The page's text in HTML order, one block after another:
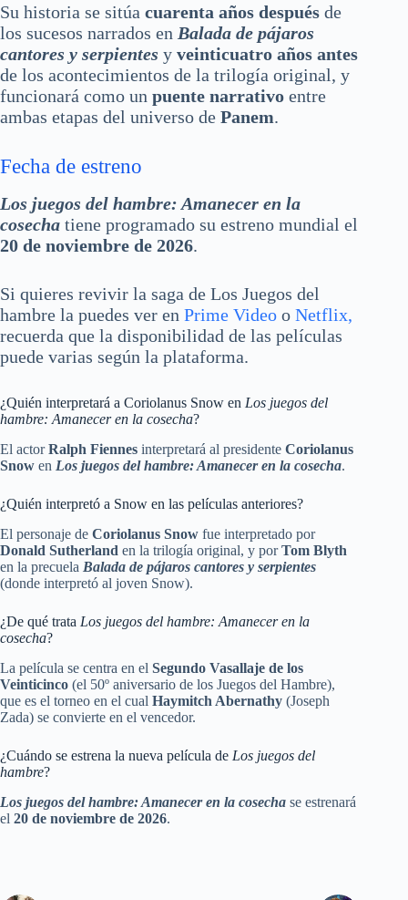
Su historia se sitúa cuarenta años después de
los sucesos narrados en Balada de pájaros
cantores y serpientes y veinticuatro años antes
de los acontecimientos de la trilogía original, y
funcionará como un puente narrativo entre
ambas etapas del universo de Panem.
Fecha de estreno
Los juegos del hambre: Amanecer en la
cosecha tiene programado su estreno mundial el
20 de noviembre de 2026.
Si quieres revivir la saga de Los Juegos del
hambre la puedes ver en Prime Video o Netflix,
recuerda que la disponibilidad de las películas
puede varias según la plataforma.
¿Quién interpretará a Coriolanus Snow en Los juegos del
hambre: Amanecer en la cosecha?
El actorRalph Fiennes interpretará al presidente Coriolanus
Snow en Los juegos del hambre: Amanecer en la cosecha.
¿Quién interpretó a Snow en las películas anteriores?
El personaje de Coriolanus Snow fue interpretado por
Donald Sutherland en la trilogía original, y porTom Blyth
en la precuela Balada de pájaros cantores y serpientes
(donde interpretó al joven Snow).
¿De qué trata Los juegos del hambre: Amanecer en la
cosecha?
La película se centra en el Segundo Vasallaje de los
Veinticinco (el 50º aniversario de los Juegos del Hambre),
que es el torneo en el cual Haymitch Abernathy (Joseph
Zada) se convierte en el vencedor.
¿Cuándo se estrena la nueva película de Los juegos del
hambre?
Los juegos del hambre: Amanecer en la cosecha se estrenará
el 20 de noviembre de 2026.